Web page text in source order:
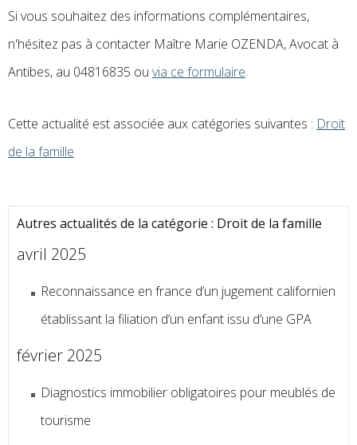
Si vous souhaitez des informations complémentaires,
n'hésitez pas à contacter Maître Marie OZENDA, Avocat à
Antibes, au 04816835 ou via ce formulaire.
Cette actualité est associée aux catégories suivantes : Droit
de la famille
Autres actualités de la catégorie : Droit de la famille
avril 2025
Reconnaissance en france d’un jugement californien
établissant la filiation d’un enfant issu d’une GPA
février 2025
Diagnostics immobilier obligatoires pour meublés de
tourisme